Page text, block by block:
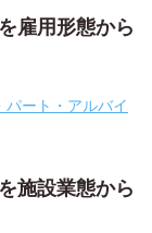
雇用形態から
パート・アルバイ
施設業態から